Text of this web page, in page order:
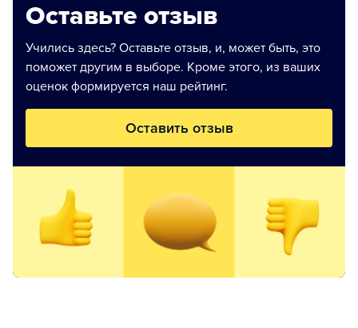
Оставьте отзыв
Учились здесь? Оставьте отзыв, и, может быть, это
поможет другим в выборе. Кроме этого, из ваших
оценок формируется наш рейтинг.
Оставить отзыв